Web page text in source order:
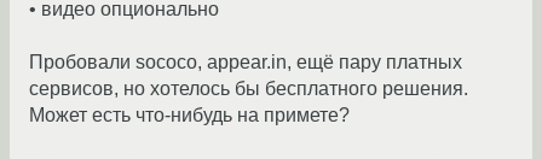
• видео опционально
Пробовали sococo, appear.in, ещё пару платных
сервисов, но хотелось бы бесплатного решения.
Может есть что-нибудь на примете?